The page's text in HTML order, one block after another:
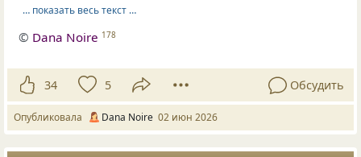
… показать весь текст …
© Dana Noire 178
34 5 Обсудить
Опубликовала Dana Noire 02 июн 2026